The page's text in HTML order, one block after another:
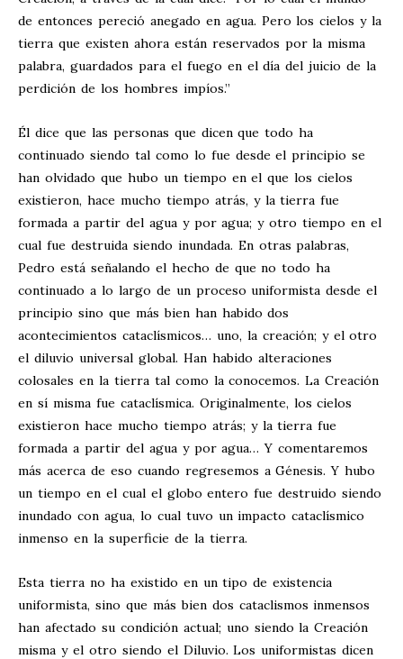
de entonces pereció anegado en agua. Pero los cielos y la
tierra que existen ahora están reservados por la misma
palabra, guardados para el fuego en el día del juicio de la
perdición de los hombres impíos.”
Él dice que las personas que dicen que todo ha
continuado siendo tal como lo fue desde el principio se
han olvidado que hubo un tiempo en el que los cielos
existieron, hace mucho tiempo atrás, y la tierra fue
formada a partir del agua y por agua; y otro tiempo en el
cual fue destruida siendo inundada. En otras palabras,
Pedro está señalando el hecho de que no todo ha
continuado a lo largo de un proceso uniformista desde el
principio sino que más bien han habido dos
acontecimientos cataclísmicos… uno, la creación; y el otro
el diluvio universal global. Han habido alteraciones
colosales en la tierra tal como la conocemos. La Creación
en sí misma fue cataclísmica. Originalmente, los cielos
existieron hace mucho tiempo atrás; y la tierra fue
formada a partir del agua y por agua… Y comentaremos
más acerca de eso cuando regresemos a Génesis. Y hubo
un tiempo en el cual el globo entero fue destruido siendo
inundado con agua, lo cual tuvo un impacto cataclísmico
inmenso en la superficie de la tierra.
Esta tierra no ha existido en un tipo de existencia
uniformista, sino que más bien dos cataclismos inmensos
han afectado su condición actual; uno siendo la Creación
misma y el otro siendo el Diluvio. Los uniformistas dicen